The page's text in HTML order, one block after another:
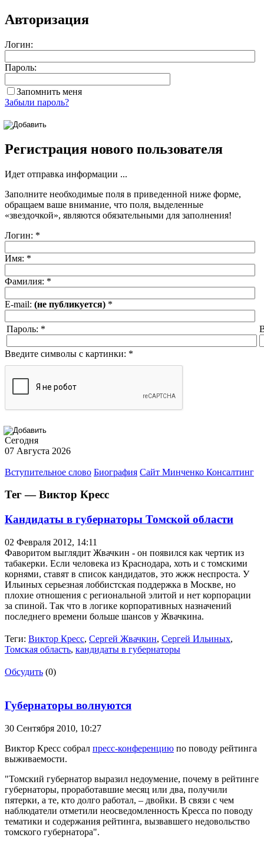
Авторизация
Логин:
Пароль:
Запомнить меня
Забыли пароль?
Регистрация нового пользователя
Идет отправка информации ...
Заполните необходимые поля в приведенной ниже форме,
обращаем ваше внимание, что поля, выделенные
«звездочкой», являются обязательными для заполнения!
Логин: *
Имя: *
Фамилия: *
E-mail: (не публикуется) *
Пароль: *
Введите символы с картинки: *
Сегодня
07 Августа 2026
Вступительное слово Биография Сайт Минченко Консалтинг
Тег — Виктор Кресс
Кандидаты в губернаторы Томской области
02 Февраля 2012, 14:11
Фаворитом выглядит Жвачкин - он появился как чертик из
табакерки. Если человека из Краснодара, хоть и с томскими
корнями, ставят в список кандидатов, это жжж неспроста. У
Ильиных серьезная лоббистская поддержка в Москве, но
плохие отношения с региональной элитой и нет корпорации
за спиной. Так что в логике корпоративных назначений
последнего времени больше шансов у Жвачкина.
Теги: Виктор Кресс, Сергей Жвачкин, Сергей Ильиных,
Томская область, кандидаты в губернаторы
Обсудить (0)
Губернаторы волнуются
30 Сентября 2010, 10:27
Виктор Кресс собрал пресс-конференцию по поводу рейтинга
выживаемости.
"Томский губернатор выразил недоумение, почему в рейтинге
губернаторы, проработавшие месяц или два, получили
пятерки, а те, кто долго работал, – двойки. В связи с чем
наблюдатели отметили неосведомленность Кресса по поводу
тематики и содержания рейтинга, вызвавшего недовольство
томского губернатора".